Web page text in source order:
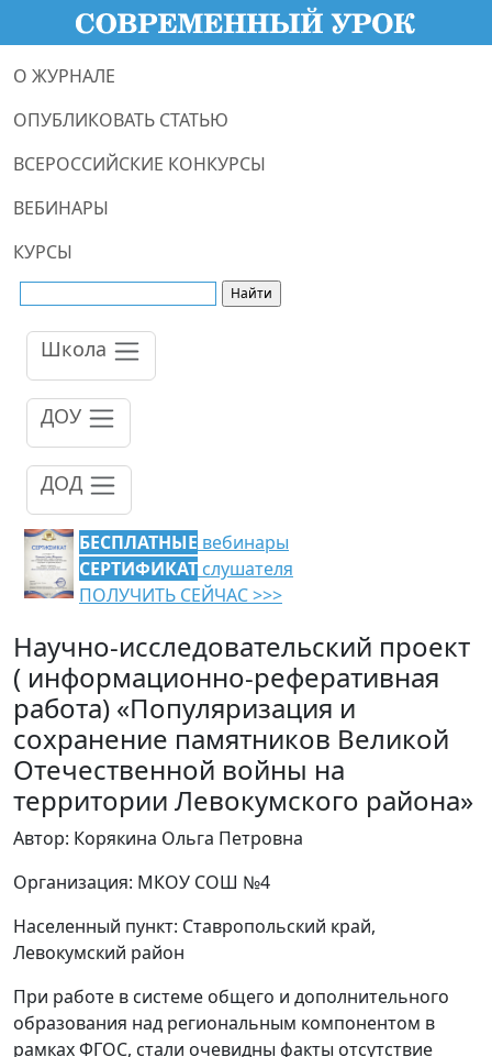
О ЖУРНАЛЕ
ОПУБЛИКОВАТЬ СТАТЬЮ
ВСЕРОССИЙСКИЕ КОНКУРСЫ
ВЕБИНАРЫ
КУРСЫ
Школа
ДОУ
ДОД
БЕСПЛАТНЫЕ вебинары
СЕРТИФИКАТ слушателя
ПОЛУЧИТЬ СЕЙЧАС >>>
Научно-исследовательский проект
( информационно-реферативная
работа) «Популяризация и
сохранение памятников Великой
Отечественной войны на
территории Левокумского района»
Автор: Корякина Ольга Петровна
Организация: МКОУ СОШ №4
Населенный пункт: Ставропольский край,
Левокумский район
При работе в системе общего и дополнительного
образования над региональным компонентом в
рамках ФГОС, стали очевидны факты отсутствие